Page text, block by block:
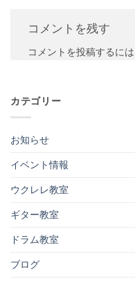
コメントを残す
コメントを投稿するには
カテゴリー
お知らせ
イベント情報
ウクレレ教室
ギター教室
ドラム教室
ブログ